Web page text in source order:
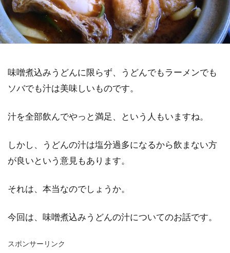
味噌煮込みうどんに限らず、うどんでもラーメンでも
ソバでも汁は美味しいものです。
汁を全部飲んでやっと満足、という人もいますね。
しかし、うどんの汁は塩分過多になるから飲まない方
が良いという意見もあります。
それは、本当なのでしょうか。
今回は、味噌煮込みうどんの汁についてのお話です。
スポンサーリンク